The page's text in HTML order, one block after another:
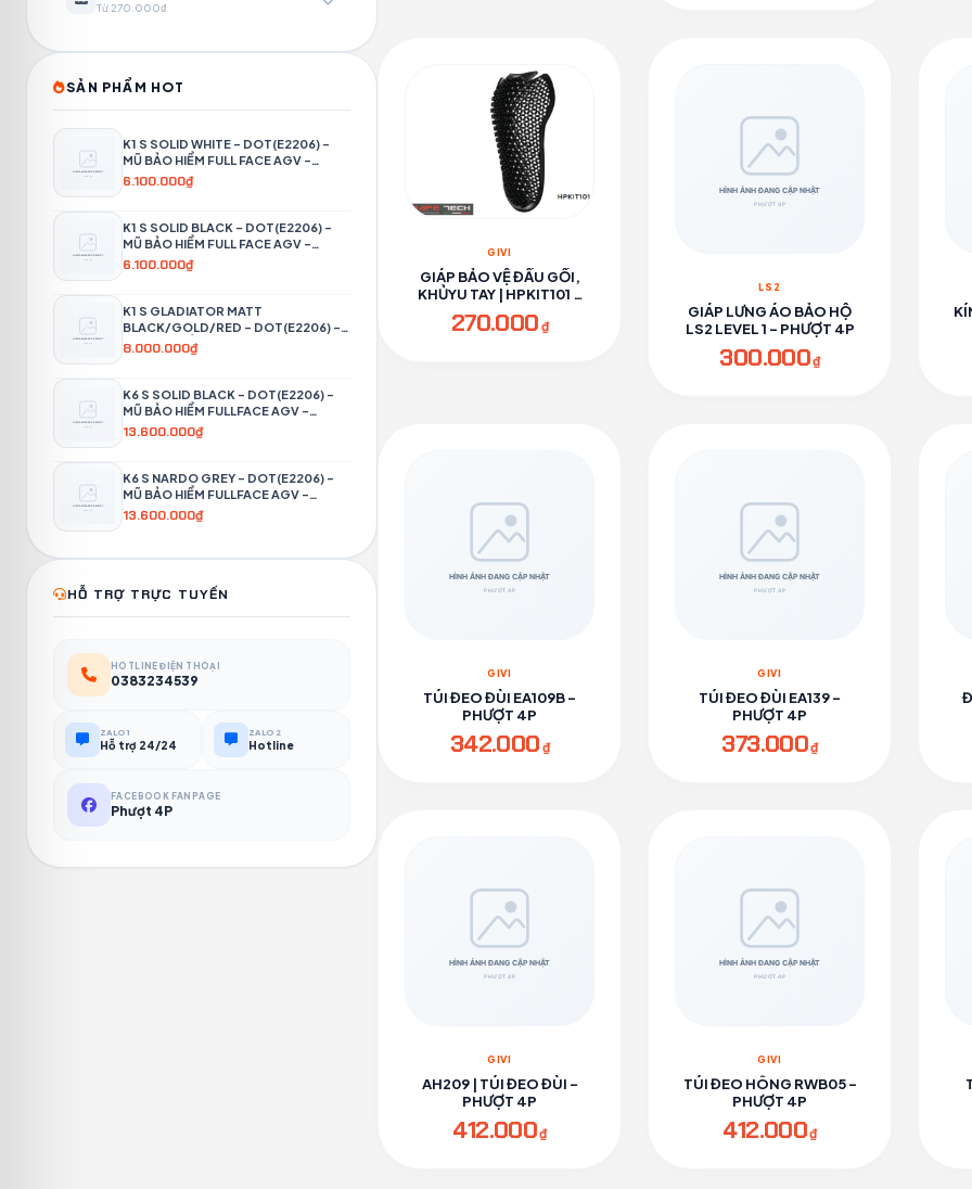
Từ 270.000₫
SẢN PHẨM HOT
K1 S SOLID WHITE – DOT(E2206) –
MŨ BẢO HIỂM FULL FACE AGV -
PHƯỢT 4P
6.100.000₫
K1 S SOLID BLACK – DOT(E2206) –
MŨ BẢO HIỂM FULL FACE AGV -
PHƯỢT 4P
6.100.000₫
K1 S GLADIATOR MATT
BLACK/GOLD/RED – DOT(E2206) –
MŨ BẢO HIỂM FULL FACE AGV -
8.000.000₫
K6 S SOLID BLACK – DOT(E2206) –
MŨ BẢO HIỂM FULLFACE AGV -
PHƯỢT 4P
13.600.000₫
K6 S NARDO GREY – DOT(E2206) –
MŨ BẢO HIỂM FULLFACE AGV -
PHƯỢT 4P
13.600.000₫
HỖ TRỢ TRỰC TUYẾN
HOTLINE ĐIỆN THOẠI
0383234539
ZALO 1
Hỗ trợ 24/24
ZALO 2
Hotline
FACEBOOK FANPAGE
Phượt 4P
GIVI
GIÁP BẢO VỆ ĐẦU GỐI,
KHỦYU TAY | HPKIT101 -
PHƯỢT 4P
270.000₫
LS2
GIÁP LƯNG ÁO BẢO HỘ
LS2 LEVEL 1 - PHƯỢT 4P
300.000₫
GIVI
TÚI ĐEO ĐÙI EA109B -
PHƯỢT 4P
342.000₫
GIVI
TÚI ĐEO ĐÙI EA139 -
PHƯỢT 4P
373.000₫
GIVI
AH209 | TÚI ĐEO ĐÙI -
PHƯỢT 4P
412.000₫
GIVI
TÚI ĐEO HÔNG RWB05 -
PHƯỢT 4P
412.000₫